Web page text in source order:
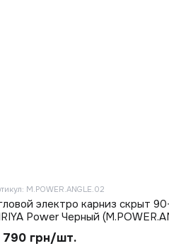
M.POWER.ANGLE.02
электро карниз скрыт
Power Черный
790 грн/шт.